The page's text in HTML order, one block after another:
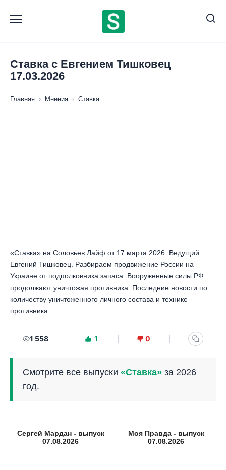
содержанию
Ставка с Евгением Тишковец
17.03.2026
Главная › Мнения › Ставка
«Ставка» на Соловьев Лайф от 17 марта 2026. Ведущий:
Евгений Тишковец. Разбираем продвижение России на
Украине от подполковника запаса. Вооруженные силы РФ
продолжают уничтожая противника. Последние новости по
количеству уничтоженного личного состава и технике
противника.
1 558 1 0
Смотрите все выпуски «Ставка» за 2026
год.
Сергей Мардан - выпуск
07.08.2026
Моя Правда - выпуск
07.08.2026